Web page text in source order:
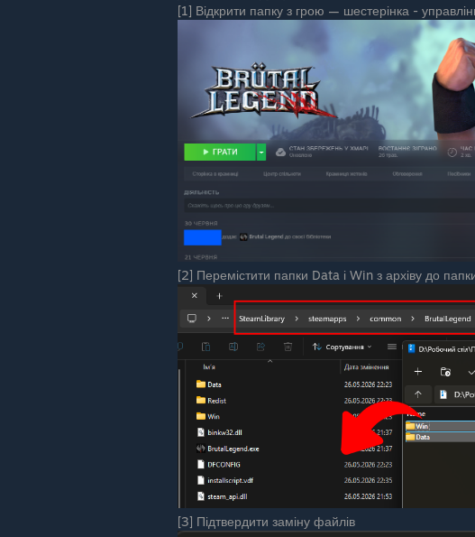
[1] Відкрити папку з грою — шестерінка -
[2] Перемістити папки Data і Win з архіву до
[3] Підтвердити заміну файлів